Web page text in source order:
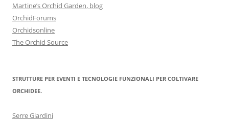
Martine’s Orchid Garden, blog
OrchidForums
Orchidsonline
The Orchid Source
STRUTTURE PER EVENTI E TECNOLOGIE FUNZIONALI PER COLTIVARE
ORCHIDEE.
Serre Giardini